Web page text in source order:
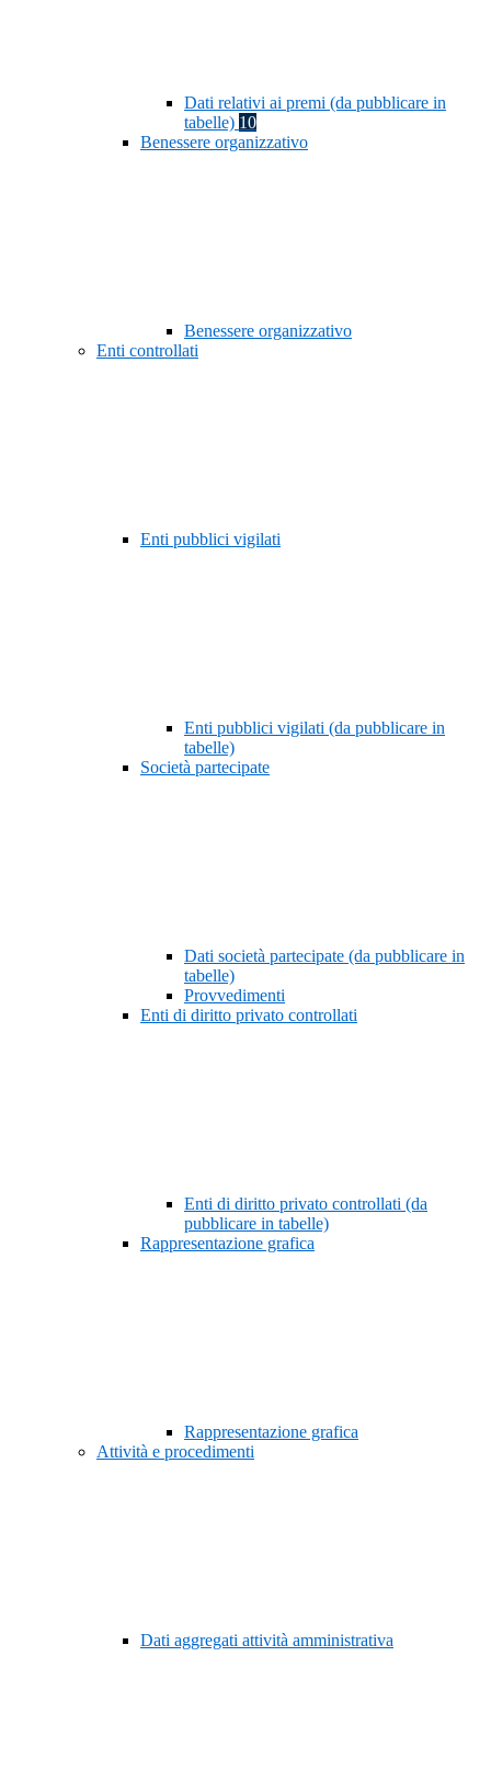
Dati relativi ai premi (da pubblicare in
tabelle) 10
Benessere organizzativo
Benessere organizzativo
Enti controllati
Enti pubblici vigilati
Enti pubblici vigilati (da pubblicare in
tabelle)
Società partecipate
Dati società partecipate (da pubblicare in
tabelle)
Provvedimenti
Enti di diritto privato controllati
Enti di diritto privato controllati (da
pubblicare in tabelle)
Rappresentazione grafica
Rappresentazione grafica
Attività e procedimenti
Dati aggregati attività amministrativa